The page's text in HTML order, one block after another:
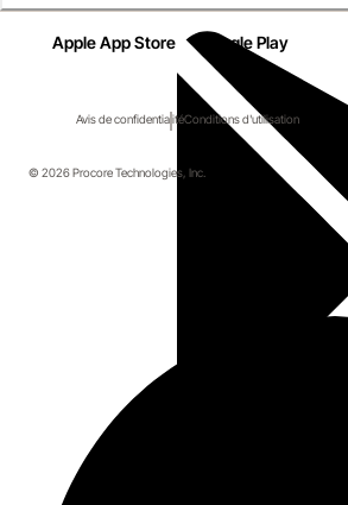
Apple App Store Google Play
Avis de confidentialitéConditions d'utilisation
© 2026 Procore Technologies, Inc.